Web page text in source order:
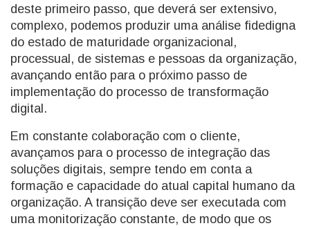
deste primeiro passo, que deverá ser extensivo,
complexo, podemos produzir uma análise fidedigna
do estado de maturidade organizacional,
processual, de sistemas e pessoas da organização,
avançando então para o próximo passo de
implementação do processo de transformação
digital.
Em constante colaboração com o cliente,
avançamos para o processo de integração das
soluções digitais, sempre tendo em conta a
formação e capacidade do atual capital humano da
organização. A transição deve ser executada com
uma monitorização constante, de modo que os